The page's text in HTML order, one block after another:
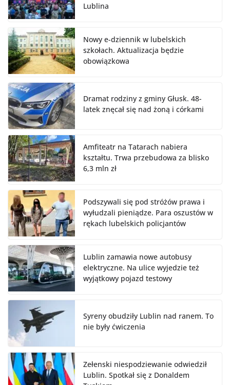
Lublina
Nowy e-dziennik w lubelskich
szkołach. Aktualizacja będzie
obowiązkowa
Dramat rodziny z gminy Głusk. 48-
latek znęcał się nad żoną i córkami
Amfiteatr na Tatarach nabiera
kształtu. Trwa przebudowa za blisko
6,3 mln zł
Podszywali się pod stróżów prawa i
wyłudzali pieniądze. Para oszustów w
rękach lubelskich policjantów
Lublin zamawia nowe autobusy
elektryczne. Na ulice wyjedzie też
wyjątkowy pojazd testowy
Syreny obudziły Lublin nad ranem. To
nie były ćwiczenia
Zełenski niespodziewanie odwiedził
Lublin. Spotkał się z Donaldem